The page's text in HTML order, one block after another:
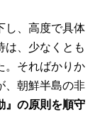
し、高度で具体
は、少なくとも
。そればかりか
、朝鮮半島の非
』の原則を順守